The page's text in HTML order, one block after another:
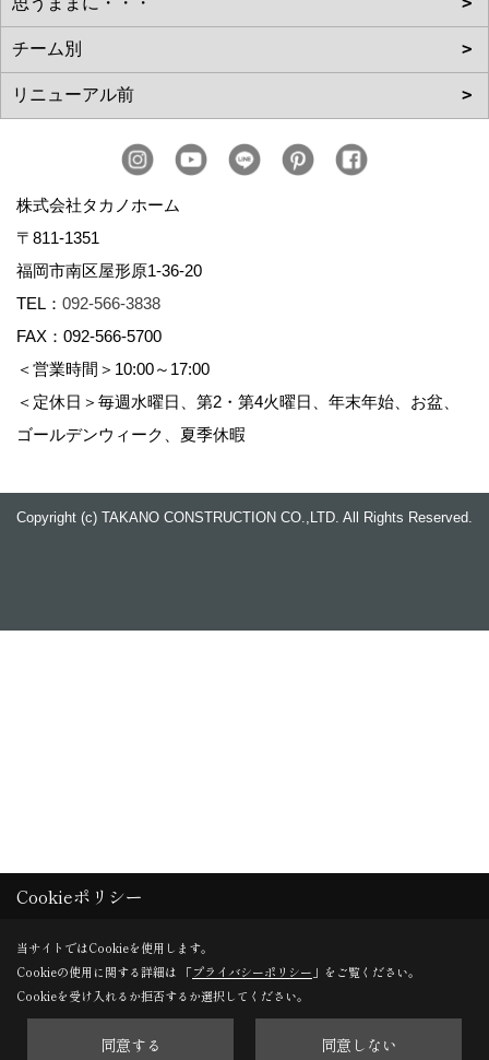
株式会社タカノホーム
〒811-1351
福岡市南区屋形原1-36-20
TEL： 092-566-3838
FAX：092-566-5700
＜営業時間＞10:00～17:00
＜定休日＞毎週水曜日、第2・第4火曜日、年末年始、お盆、
ゴールデンウィーク、夏季休暇
Copyright (c) TAKANO CONSTRUCTION CO.,LTD. All Rights Reserved.
Cookieポリシー
当サイトではCookieを使用します。
Cookieの使用に関する詳細は 「プライバシーポリシー 」をご覧ください。
Cookieを受け入れるか拒否するか選択してください。
同意する 同意しない